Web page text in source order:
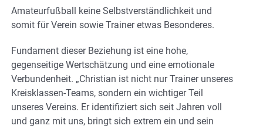
Amateurfußball keine Selbstverständlichkeit und
somit für Verein sowie Trainer etwas Besonderes.
Fundament dieser Beziehung ist eine hohe,
gegenseitige Wertschätzung und eine emotionale
Verbundenheit. „Christian ist nicht nur Trainer unseres
Kreisklassen-Teams, sondern ein wichtiger Teil
unseres Vereins. Er identifiziert sich seit Jahren voll
und ganz mit uns, bringt sich extrem ein und sein